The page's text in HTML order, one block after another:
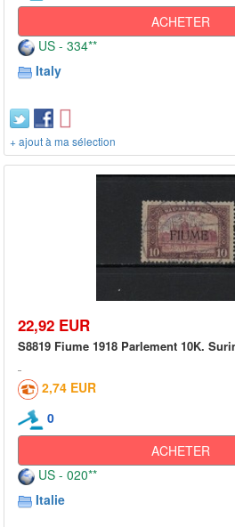
ACHETER
US - 334**
Italy
+ ajout à ma sélection
22,92 EUR
S8819 Fiume 1918 Parlement 10K.
2,74 EUR
0
ACHETER
US - 020**
Italie